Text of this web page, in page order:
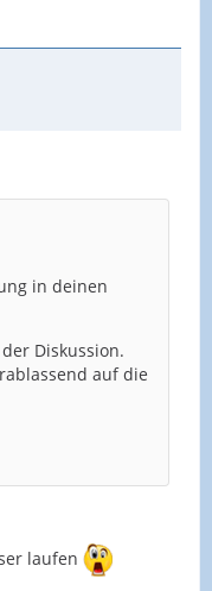
in deinen
Diskussion.
auf die
laufen